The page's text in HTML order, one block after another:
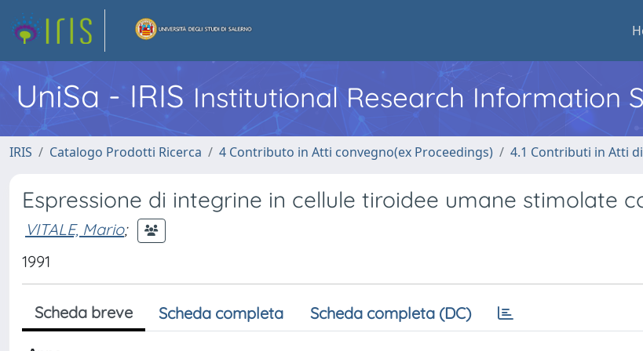
UniSa - IRIS Institutional Research Information
IRIS Catalogo Prodotti Ricerca 4 Contributo in Atti convegno(ex Proceedings) 4.1 Contributi in Atti
Espressione di integrine in cellule tiroidee umane stimolate
VITALE, Mario;
1991
Scheda breve Scheda completa Scheda completa (DC)